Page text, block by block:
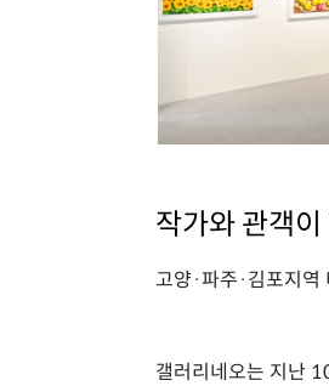
작가와 관객
고양·파주·김포지역
갤러리네오는 지난